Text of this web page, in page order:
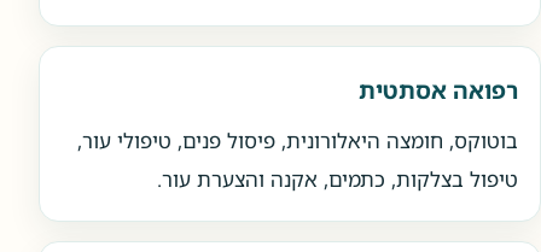
רפואה אסתטית
בוטוקס, חומצה היאלורונית, פיסול פנים, טיפולי עור,
טיפול בצלקות, כתמים, אקנה והצערת עור.